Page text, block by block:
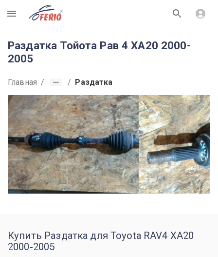
R
Раздатка Тойота Рав 4 XA20 2000-
2005
Главная / / Раздатка
Купить Раздатка для Toyota RAV4 XA20
2000-2005